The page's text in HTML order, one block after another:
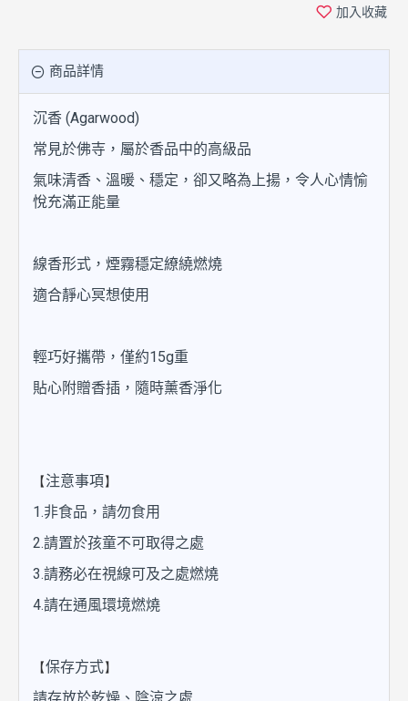
加入收藏
商品詳情
沉香 (Agarwood)
常見於佛寺，屬於香品中的高級品
氣味清香、溫暖、穩定，卻又略為上揚，令人心情愉
悅充滿正能量
線香形式，煙霧穩定繚繞燃燒
適合靜心冥想使用
輕巧好攜帶，僅約15g重
貼心附贈香插，隨時薰香淨化
【注意事項】
1.非食品，請勿食用
2.請置於孩童不可取得之處
3.請務必在視線可及之處燃燒
4.請在通風環境燃燒
【保存方式】